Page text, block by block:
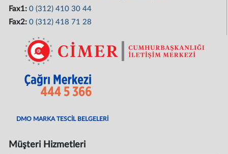
Fax1:0 (312) 410 30 44
Fax2:0 (312) 418 71 28
DMO MARKA TESCİL BELGELERİ
Müşteri Hizmetleri